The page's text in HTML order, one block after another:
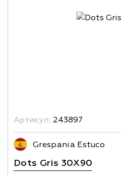
Артикул: 243897
Grespania Estuco
Dots Gris 30X90